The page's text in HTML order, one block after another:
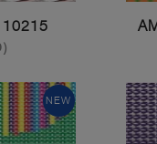
10215 - BOWLED OVER
NEW